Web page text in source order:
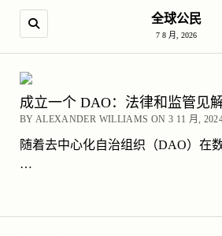
全球公民
7 8 月, 2026
成立一个 DAO：法律和监管见
BY ALEXANDER WILLIAMS ON 3 11 月,
随着去中心化自治组织（DAO）在
…